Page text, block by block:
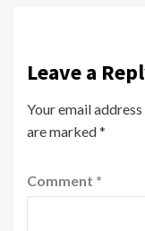
Leave a
Your email
are marked*
Comment *